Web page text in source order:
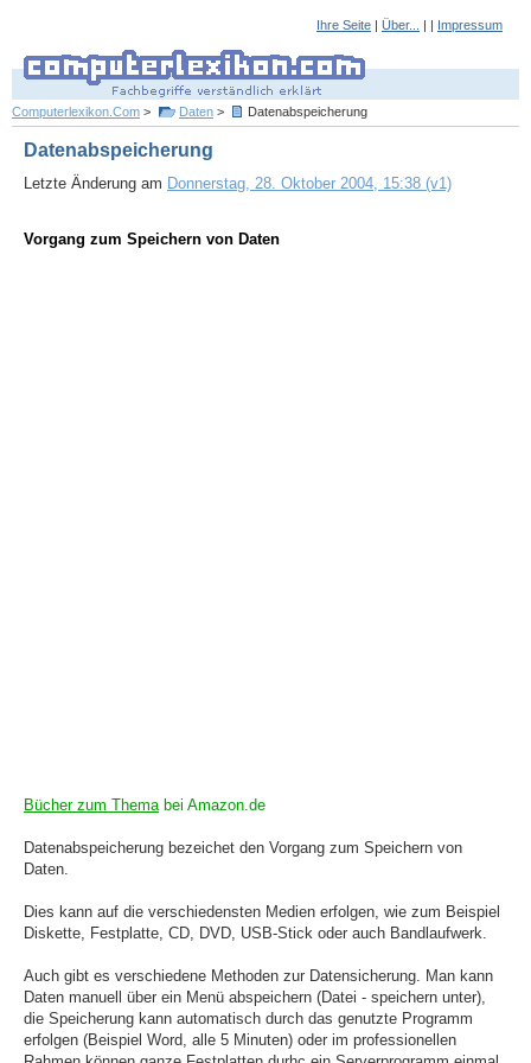
Ihre Seite | Über... | | Impressum
Computerlexikon.Com > Daten > Datenabspeicherung
Datenabspeicherung
Letzte Änderung am Donnerstag, 28. Oktober 2004, 15:38 (v1)
Vorgang zum Speichern von Daten
Bücher zum Themabei Amazon.de
Datenabspeicherung bezeichet den Vorgang zum Speichern von
Daten.
Dies kann auf die verschiedensten Medien erfolgen, wie zum Beispiel
Diskette, Festplatte, CD, DVD, USB-Stick oder auch Bandlaufwerk.
Auch gibt es verschiedene Methoden zur Datensicherung. Man kann
Daten manuell über ein Menü abspeichern (Datei - speichern unter),
die Speicherung kann automatisch durch das genutzte Programm
erfolgen (Beispiel Word, alle 5 Minuten) oder im professionellen